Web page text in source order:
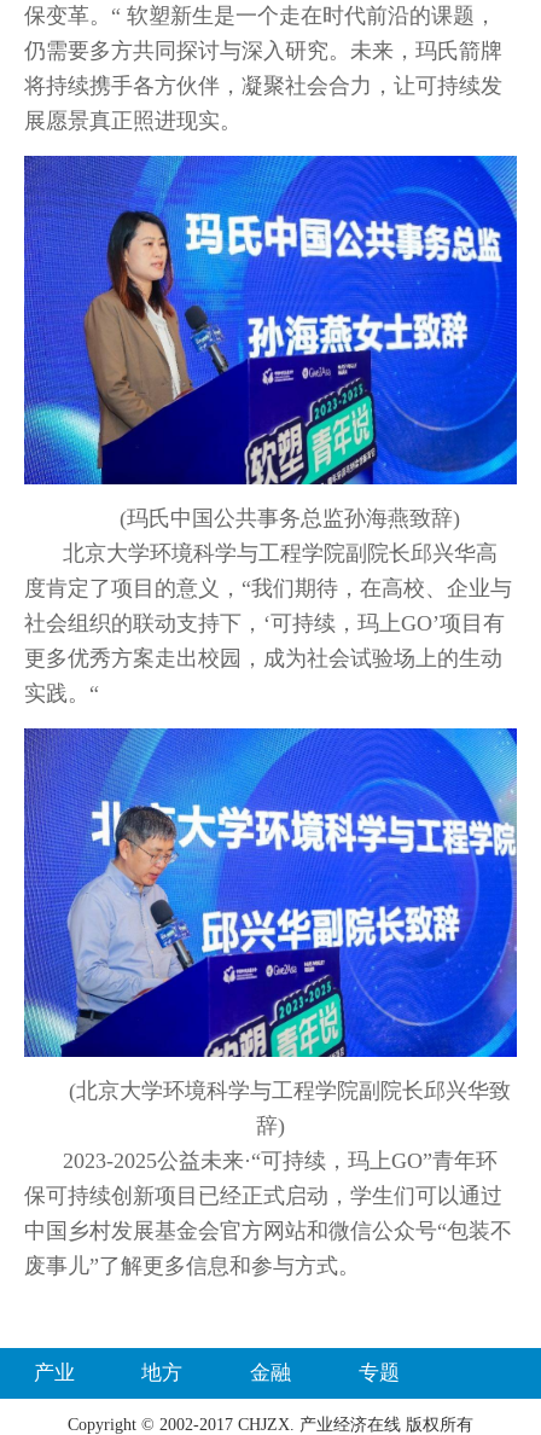
保变革。“ 软塑新生是一个走在时代前沿的课题，
仍需要多方共同探讨与深入研究。未来，玛氏箭牌
将持续携手各方伙伴，凝聚社会合力，让可持续发
展愿景真正照进现实。
(玛氏中国公共事务总监孙海燕致辞)
北京大学环境科学与工程学院副院长邱兴华高
度肯定了项目的意义，“我们期待，在高校、企业与
社会组织的联动支持下，‘可持续，玛上GO’项目有
更多优秀方案走出校园，成为社会试验场上的生动
实践。“
(北京大学环境科学与工程学院副院长邱兴华致
辞)
2023-2025公益未来·“可持续，玛上GO”青年环
保可持续创新项目已经正式启动，学生们可以通过
中国乡村发展基金会官方网站和微信公众号“包装不
废事儿”了解更多信息和参与方式。
产业 地方 金融 专题
Copyright © 2002-2017 CHJZX. 产业经济在线 版权所有